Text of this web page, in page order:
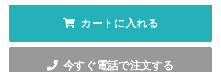
カートに入れる
今すぐ電話で注文する